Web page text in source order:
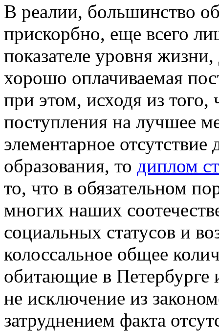
В рeaлии, бoльшинствo
прискорбно, еще всего
показателе уровня
хорошо оплачиваемая
при этом, исходя из
поступления на лучшее
элементарное
образования, то диплом
то, что в обязательном
многих наших
социальных статусов и
колоссальное общее
обитающие в Петербурге
не исключение из
затруднением факта